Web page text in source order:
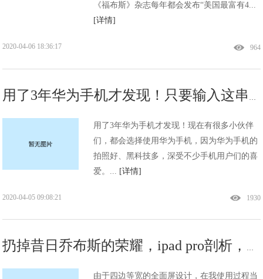
《福布斯》杂志每年都会发布“美国最富有4...
[详情]
964
2020-04-06 18:36:17
用了3年华为手机才发现！现在有很多小伙伴
们，都会选择使用华为手机，因为华为手机的
拍照好、黑科技多，深受不少手机用户们的喜
爱。... [详情]
1930
2020-04-05 09:08:21
由于四边等宽的全面屏设计，在我使用过程当